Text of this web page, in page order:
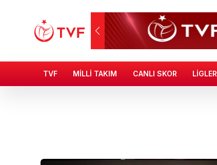
TVF MİLLİ TAKIM CANLI SKOR LİGLER